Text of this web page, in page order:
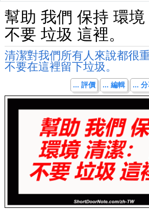
幫助 我們 保持 環
不要 垃圾 這裡。
清潔對我們所有人來說都很
不要在這裡留下垃圾。
... 評價 ... 編輯 ...